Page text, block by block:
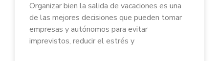
Organizar bien la salida de vacaciones es una
de las mejores decisiones que pueden tomar
empresas y autónomos para evitar
imprevistos, reducir el estrés y